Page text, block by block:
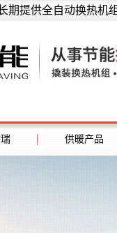
期提供全自动换热机
供暖产品